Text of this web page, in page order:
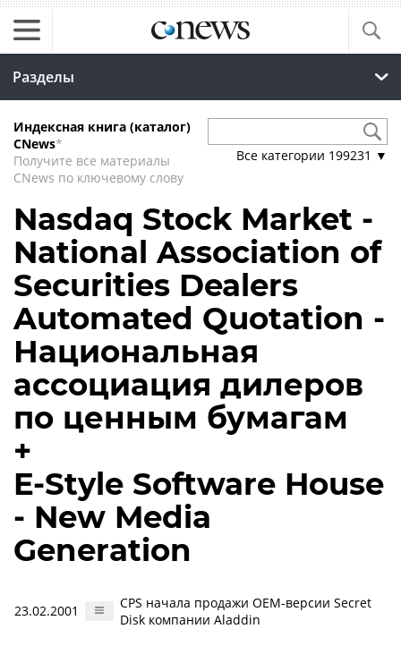
Разделы
Индексная книга (каталог)
CNews*
Получите все материалы
CNews по ключевому слову
Все категории 199231 ▼
Nasdaq Stock Market -
National Association of
Securities Dealers
Automated Quotation -
Национальная
ассоциация дилеров
по ценным бумагам
+
E-Style Software House
- New Media
Generation
23.02.2001
CPS начала продажи OEM-версии Secret
Disk компании Aladdin